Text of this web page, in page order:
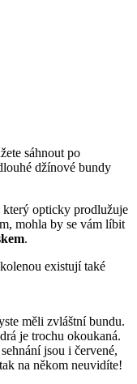
sáhnout po
džínové bundy
který opticky prodlužuje
mohla by se vám líbit
.
existují také
měli zvláštní bundu.
je trochu okoukaná.
jsou i červené,
na někom neuvidíte!